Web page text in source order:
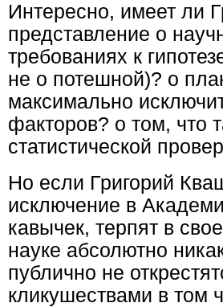
Интересно, имеет ли
представление о
требованиях к
не о потешной)? о
максимально
факторов? о том, что
статистической
Но если Григорий
исключение в
кавычек, терпят в
науке абсолютно
публично не
кликушествами в том